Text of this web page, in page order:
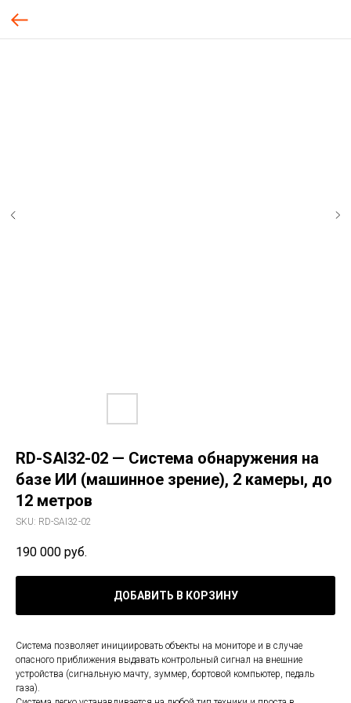
RD-SAI32-02 — Система обнаружения на
базе ИИ (машинное зрение), 2 камеры, до
12 метров
SKU: RD-SAI32-02
190 000 руб.
ДОБАВИТЬ В КОРЗИНУ
Система позволяет инициировать объекты на мониторе и в случае
опасного приближения выдавать контрольный сигнал на внешние
устройства (сигнальную мачту, зуммер, бортовой компьютер, педаль
газа).